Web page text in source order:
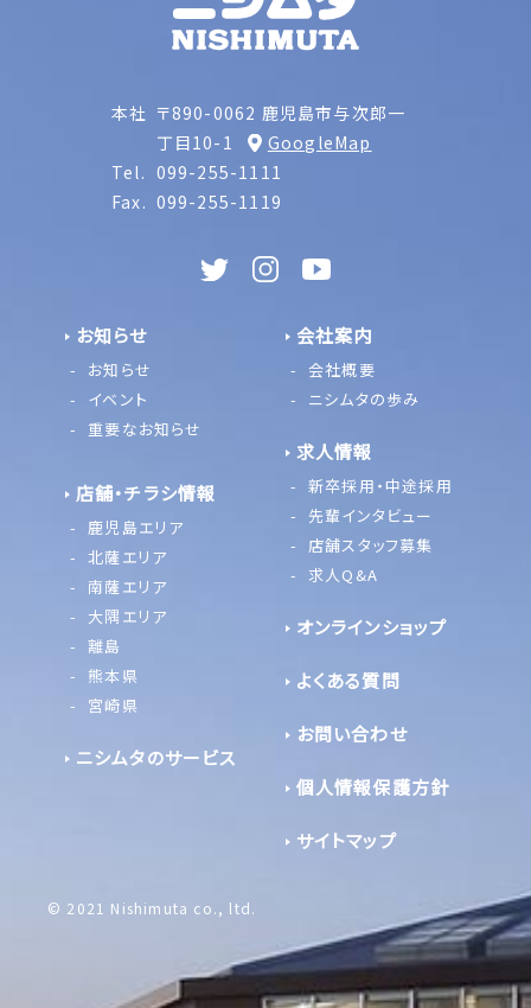
本社 〒890-0062 鹿児島市与次郎一
丁目10-1
GoogleMap
Tel. 099-255-1111
Fax. 099-255-1119
お知らせ
お知らせ
イベント
重要なお知らせ
店舗・チラシ情報
鹿児島エリア
北薩エリア
南薩エリア
大隅エリア
離島
熊本県
宮崎県
ニシムタのサービス
会社案内
会社概要
ニシムタの歩み
求人情報
新卒採用・中途採用
先輩インタビュー
店舗スタッフ募集
求人Q&A
オンラインショップ
よくある質問
お問い合わせ
個人情報保護方針
サイトマップ
© 2021 Nishimuta co., ltd.